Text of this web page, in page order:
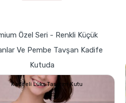
Özel Seri - Renkli Küçük
Ve Pembe Tavşan Kadife
Kutuda
Kadifeli Lüks Tasarım Kutu